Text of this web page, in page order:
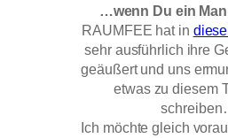
…wenn Du ein
RAUMFEE hat in
sehr ausführlich ihre
geäußert und uns
etwas zu diesem
Ich möchte gleich